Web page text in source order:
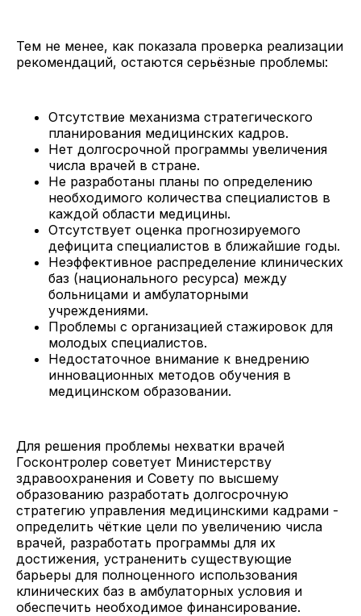
Тем не менее, как показала проверка реализации
рекомендаций, остаются серьёзные проблемы:
Отсутствие механизма стратегического
планирования медицинских кадров.
Нет долгосрочной программы увеличения
числа врачей в стране.
Не разработаны планы по определению
необходимого количества специалистов в
каждой области медицины.
Отсутствует оценка прогнозируемого
дефицита специалистов в ближайшие годы.
Неэффективное распределение клинических
баз (национального ресурса) между
больницами и амбулаторными
учреждениями.
Проблемы с организацией стажировок для
молодых специалистов.
Недостаточное внимание к внедрению
инновационных методов обучения в
медицинском образовании.
Для решения проблемы нехватки врачей
Госконтролер советует Министерству
здравоохранения и Совету по высшему
образованию разработать долгосрочную
стратегию управления медицинскими кадрами -
определить чёткие цели по увеличению числа
врачей, разработать программы для их
достижения, устраненить существующие
барьеры для полноценного использования
клинических баз в амбулаторных условия и
обеспечить необходимое финансирование.